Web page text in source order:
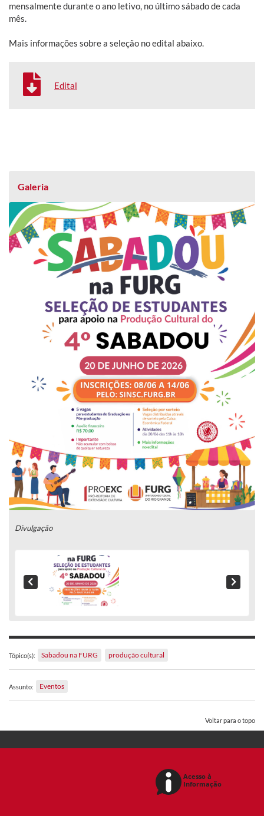
mensalmente durante o ano letivo, no último sábado de cada
mês.
Mais informações sobre a seleção no edital abaixo.
Edital
Galeria
Divulgação
Tópico(s): Sabadou na FURG produção cultural
Assunto: Eventos
Voltar para o topo